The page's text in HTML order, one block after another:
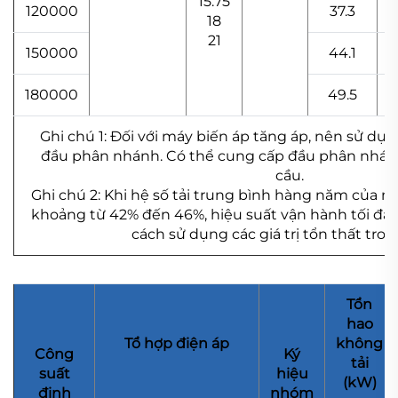
18
21
120000 37.3
150000 44.1
180000 49.5
Ghi chú 1: Đối với máy biến áp tăng áp, nên sử
đầu phân nhánh. Có thể cung cấp đầu phân
cầu.
Ghi chú 2: Khi hệ số tải trung bình hàng năm của
khoảng từ 42% đến 46%, hiệu suất vận hành tối
cách sử dụng các giá trị tổn thất
Công
suất
định
Tổ hợp điện áp
Ký
hiệu
nhóm
Tổn
hao
không
tải
(kW)